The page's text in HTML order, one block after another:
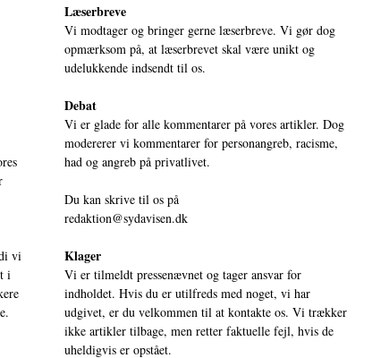
vi
i
Læserbreve
Vi modtager og bringer gerne læserbreve. Vi gør dog
opmærksom på, at læserbrevet skal være unikt og
udelukkende indsendt til os.
Debat
Vi er glade for alle kommentarer på vores artikler. Dog
modererer vi kommentarer for personangreb, racisme,
had og angreb på privatlivet.
Du kan skrive til os på
redaktion@sydavisen.dk
Klager
Vi er tilmeldt pressenævnet og tager ansvar for
indholdet. Hvis du er utilfreds med noget, vi har
udgivet, er du velkommen til at kontakte os. Vi trækker
ikke artikler tilbage, men retter faktuelle fejl, hvis de
uheldigvis er opstået.